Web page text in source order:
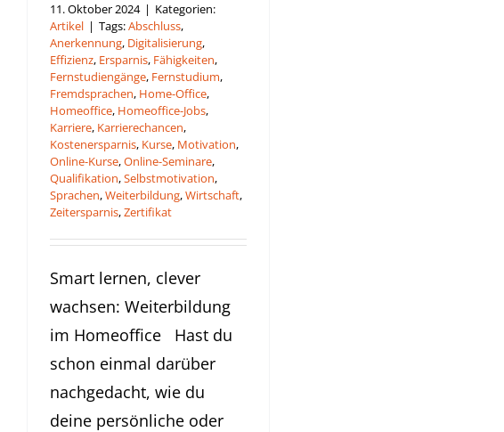
11. Oktober 2024 | Kategorien:
Artikel | Tags:Abschluss,
Anerkennung, Digitalisierung,
Effizienz, Ersparnis, Fähigkeiten,
Fernstudiengänge, Fernstudium,
Fremdsprachen, Home-Office,
Homeoffice, Homeoffice-Jobs,
Karriere, Karrierechancen,
Kostenersparnis, Kurse, Motivation,
Online-Kurse,Online-Seminare,
Qualifikation,Selbstmotivation,
Sprachen,Weiterbildung,Wirtschaft,
Zeitersparnis,Zertifikat
Smart lernen, clever
wachsen: Weiterbildung
im Homeoffice Hast du
schon einmal darüber
nachgedacht, wie du
deine persönliche oder